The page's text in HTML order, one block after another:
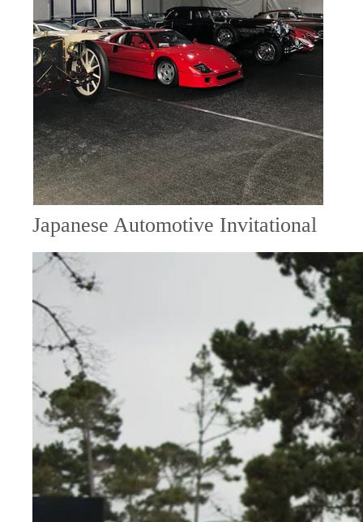
Japanese Automotive Invitational